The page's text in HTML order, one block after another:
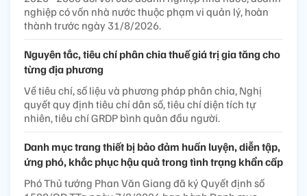
nghiệp có vốn nhà nước thuộc phạm vi quản lý, hoàn
thành trước ngày 31/8/2026.
Nguyên tắc, tiêu chí phân chia thuế giá trị gia tăng cho
từng địa phương
Về tiêu chí, số liệu và phương pháp phân chia, Nghị
quyết quy định tiêu chí dân số, tiêu chí diện tích tự
nhiên, tiêu chí GRDP bình quân đầu người.
Danh mục trang thiết bị bảo đảm huấn luyện, diễn tập,
ứng phó, khắc phục hậu quả trong tình trạng khẩn cấp
Phó Thủ tướng Phan Văn Giang đã ký Quyết định số